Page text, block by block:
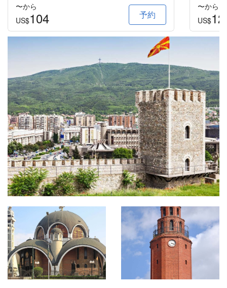
〜から
US$104 予約
〜から
US$